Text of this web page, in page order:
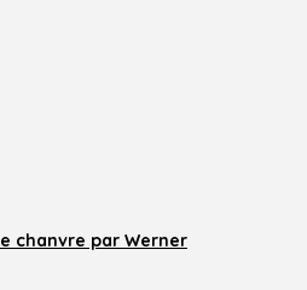
chanvre par Werner